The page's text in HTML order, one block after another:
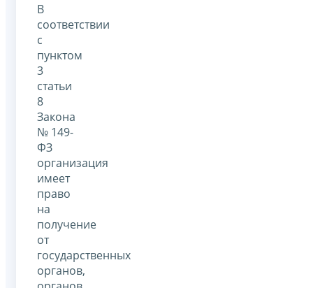
В
соответствии
с
пунктом
3
статьи
8
Закона
№ 149-
ФЗ
организация
имеет
право
на
получение
от
государственных
органов,